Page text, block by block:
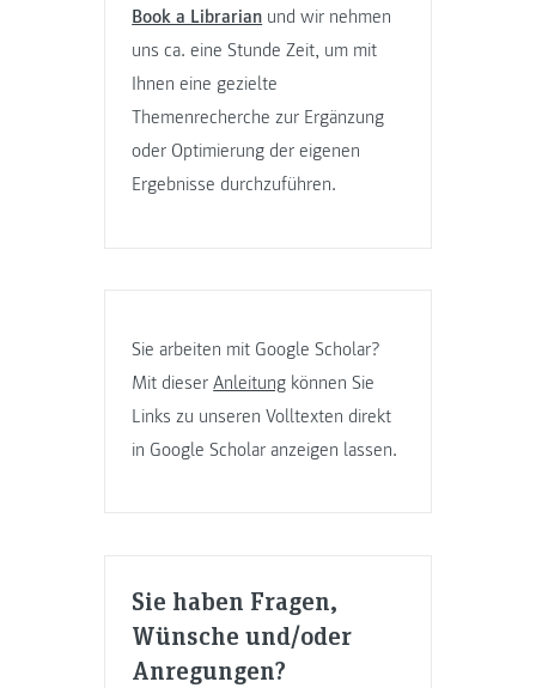
Book a Librarian und wir nehmen
uns ca. eine Stunde Zeit, um mit
Ihnen eine gezielte
Themenrecherche zur Ergänzung
oder Optimierung der eigenen
Ergebnisse durchzuführen.
Sie arbeiten mit Google Scholar?
Mit dieserAnleitung können Sie
Links zu unseren Volltexten direkt
in Google Scholar anzeigen lassen.
Sie haben Fragen,
Wünsche und/oder
Anregungen?